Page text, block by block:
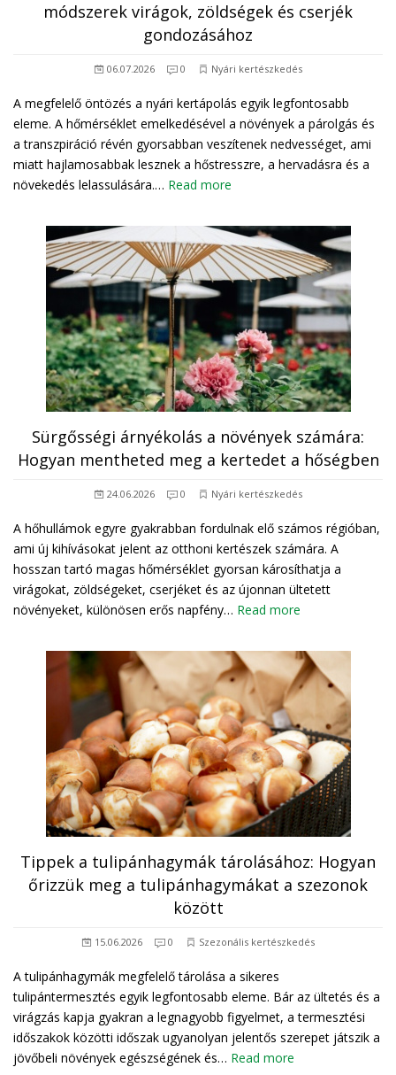
módszerek virágok, zöldségek és cserjék
gondozásához
06.07.2026 0 Nyári kertészkedés
A megfelelő öntözés a nyári kertápolás egyik legfontosabb
eleme. A hőmérséklet emelkedésével a növények a párolgás és
a transzpiráció révén gyorsabban veszítenek nedvességet, ami
miatt hajlamosabbak lesznek a hőstresszre, a hervadásra és a
növekedés lelassulására.… Read more
Sürgősségi árnyékolás a növények számára:
Hogyan mentheted meg a kertedet a hőségben
24.06.2026 0 Nyári kertészkedés
A hőhullámok egyre gyakrabban fordulnak elő számos régióban,
ami új kihívásokat jelent az otthoni kertészek számára. A
hosszan tartó magas hőmérséklet gyorsan károsíthatja a
virágokat, zöldségeket, cserjéket és az újonnan ültetett
növényeket, különösen erős napfény… Read more
Tippek a tulipánhagymák tárolásához: Hogyan
őrizzük meg a tulipánhagymákat a szezonok
között
15.06.2026 0 Szezonális kertészkedés
A tulipánhagymák megfelelő tárolása a sikeres
tulipántermesztés egyik legfontosabb eleme. Bár az ültetés és a
virágzás kapja gyakran a legnagyobb figyelmet, a termesztési
időszakok közötti időszak ugyanolyan jelentős szerepet játszik a
jövőbeli növények egészségének és… Read more